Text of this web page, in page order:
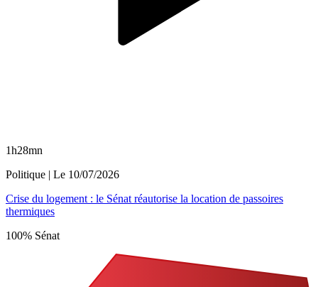
1h28mn
Politique | Le 10/07/2026
Crise du logement : le Sénat réautorise la location de passoires
thermiques
100% Sénat